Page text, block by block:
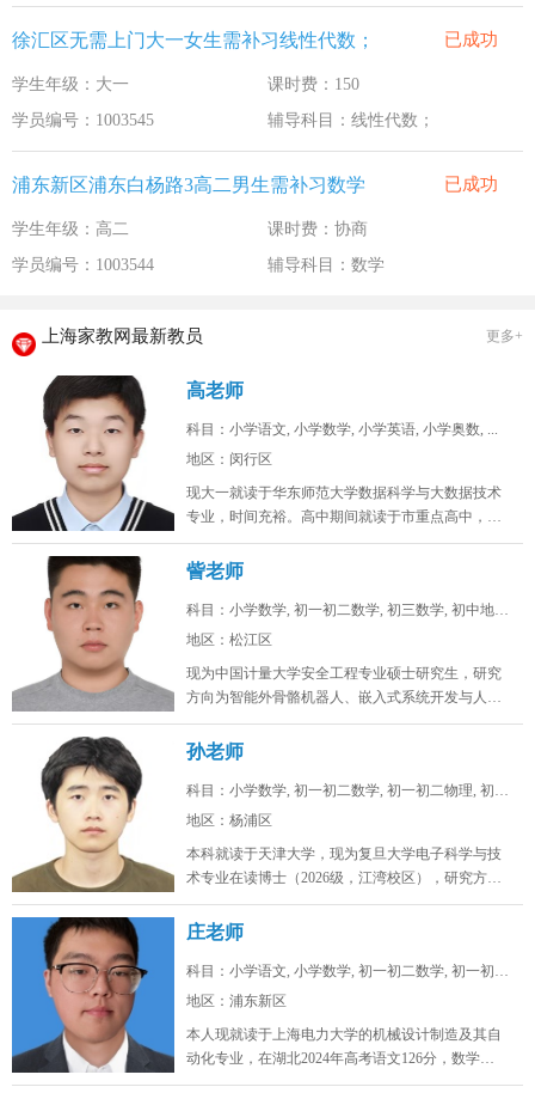
徐汇区无需上门大一女生需补习线性代数； 已成功
学生年级：大一
课时费：150
学员编号：1003545
辅导科目：线性代数；
浦东新区浦东白杨路3高二男生需补习数学 已成功
学生年级：高二
课时费：协商
学员编号：1003544
辅导科目：数学
上海家教网最新教员 更多+
高老师
科目：小学语文, 小学数学, 小学英语, 小学奥数, ...
地区：闵行区
现大一就读于华东师范大学数据科学与大数据技术
专业，时间充裕。高中期间就读于市重点高中，总
分常年保持在年极段A+水平，数学...
訾老师
科目：小学数学, 初一初二数学, 初三数学, 初中地理...
地区：松江区
现为中国计量大学安全工程专业硕士研究生，研究
方向为智能外骨骼机器人、嵌入式系统开发与人工
智能算法。目前在卧龙电驱中央研究...
孙老师
科目：小学数学, 初一初二数学, 初一初二物理, 初一...
地区：杨浦区
本科就读于天津大学，现为复旦大学电子科学与技
术专业在读博士（2026级，江湾校区），研究方向
为激光通信。时间充裕，工作日...
庄老师
科目：小学语文, 小学数学, 初一初二数学, 初一初二...
地区：浦东新区
本人现就读于上海电力大学的机械设计制造及其自
动化专业，在湖北2024年高考语文126分，数学
128，物理88，化学92，...